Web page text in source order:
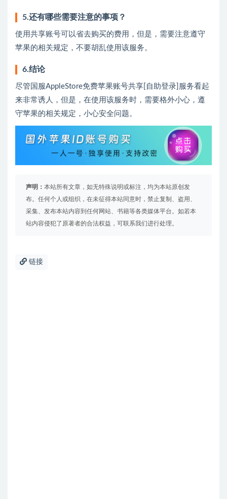
5.还有哪些需要注意的事项？
使用共享账号可以省去购买的费用，但是，需要注意遵守
苹果的相关规定，不要胡乱使用该服务。
6.结论
尽管国服AppleStore免费苹果账号共享[自助登录]服务看起
来非常诱人，但是，在使用该服务时，需要格外小心，遵
守苹果的相关规定，小心安全问题。
声明： 本站所有文章，如无特殊说明或标注，均为本站原创发
布。任何个人或组织，在未征得本站同意时，禁止复制、盗用、
采集、发布本站内容到任何网站、书籍等各类媒体平台。如若本
站内容侵犯了原著者的合法权益，可联系我们进行处理。
链接